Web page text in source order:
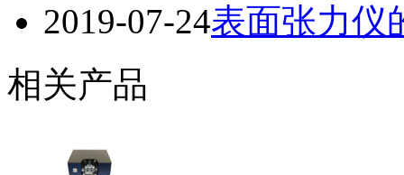
2019-07-24表面张力仪
相关产品